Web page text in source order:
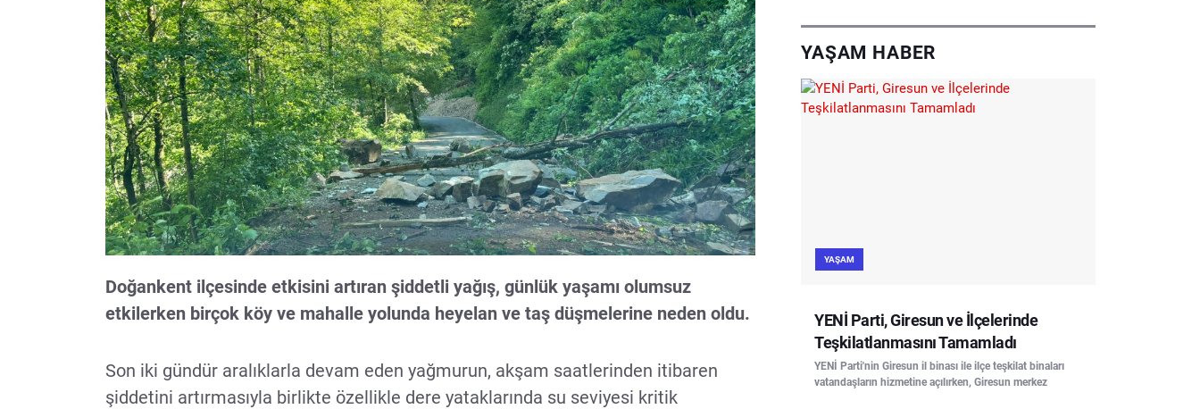
Doğankent ilçesinde etkisini artıran şiddetli yağış, günlük yaşamı olumsuz
etkilerken birçok köy ve mahalle yolunda heyelan ve taş düşmelerine neden oldu.
Son iki gündür aralıklarla devam eden yağmurun, akşam saatlerinden itibaren
şiddetini artırmasıyla birlikte özellikle dere yataklarında su seviyesi kritik
YAŞAM HABER
YAŞAM
YENİ Parti, Giresun ve İlçelerinde
Teşkilatlanmasını Tamamladı
YENİ Parti'nin Giresun il binası ile ilçe teşkilat binaları
vatandaşların hizmetine açılırken, Giresun merkez